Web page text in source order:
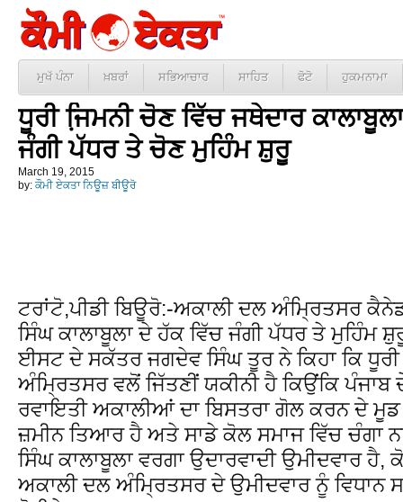
ਮੁਖੱ ਪੰਨਾ ਖ਼ਬਰਾਂ ਸਭਿਆਚਾਰ ਸਾਹਿਤ ਫੋਟੋ ਹੁਕਮਨਾਮਾ
ਧੂਰੀ ਜਿ਼ਮਨੀ ਚੋਣ ਵਿੱਚ ਜਥੇਦਾਰ
ਜੰਗੀ ਪੱਧਰ ਤੇ ਚੋਣ ਮੁਹਿੰਮ ਸ਼ੁਰੂ
March 19, 2015
by: ਕੌਮੀ ਏਕਤਾ ਨਿਊਜ਼ ਬੀਊਰੋ
ਟਰਾਂਟੋ,ਪੀਡੀ ਬਿਊਰੋ:-ਅਕਾਲੀ ਦਲ ਅੰਮ੍ਰਿਤਸਰ
ਸਿੰਘ ਕਾਲਾਬੂਲਾ ਦੇ ਹੱਕ ਵਿੱਚ ਜੰਗੀ ਪੱਧਰ ਤੇ ਮੁਹਿੰਮ
ਈਸਟ ਦੇ ਸਕੱਤਰ ਜਗਦੇਵ ਸਿੰਘ ਤੂਰ ਨੇ ਕਿਹਾ ਕਿ ਧੂਰੀ
ਅੰਮ੍ਰਿਤਸਰ ਵਲੋਂ ਜਿੱਤਣੀਂ ਯਕੀਨੀ ਹੈ ਕਿਉਂਕਿ ਪੰਜਾਬ
ਰਵਾਇਤੀ ਅਕਾਲੀਆਂ ਦਾ ਬਿਸਤਰਾ ਗੋਲ ਕਰਨ ਦੇ ਮੂਡ
ਜ਼ਮੀਨ ਤਿਆਰ ਹੈ ਅਤੇ ਸਾਡੇ ਕੋਲ ਸਮਾਜ ਵਿੱਚ ਚੰਗਾ
ਸਿੰਘ ਕਾਲਾਬੂਲਾ ਵਰਗਾ ਉਦਾਰਵਾਦੀ ਉਮੀਦਵਾਰ
ਅਕਾਲੀ ਦਲ ਅੰਮ੍ਰਿਤਸਰ ਦੇ ਉਮੀਦਵਾਰ ਨੂੰ ਵਿਧਾਨ